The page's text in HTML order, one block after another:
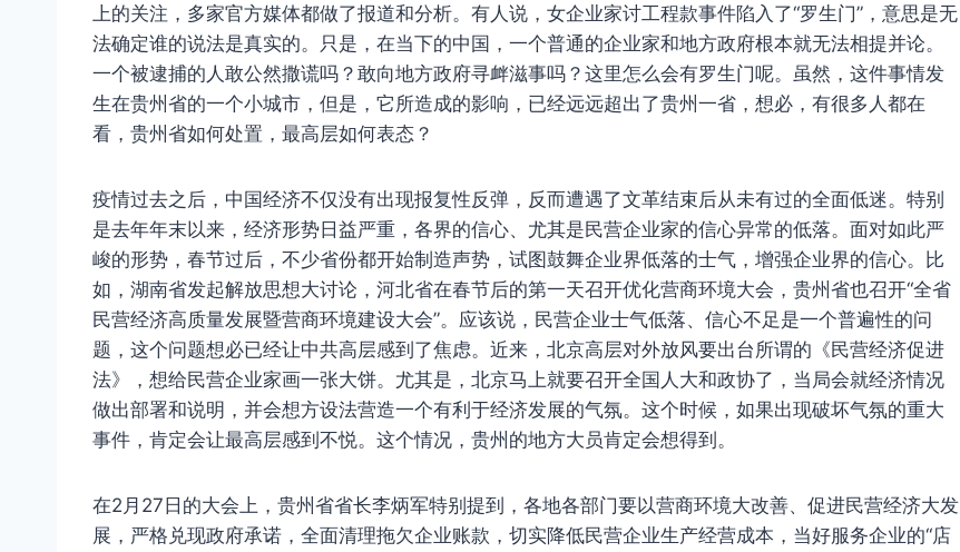
上的关注，多家官方媒体都做了报道和分析。有人说，女企业家讨工程款事件陷入了“罗生门”，意思是无
法确定谁的说法是真实的。只是，在当下的中国，一个普通的企业家和地方政府根本就无法相提并论。
一个被逮捕的人敢公然撒谎吗？敢向地方政府寻衅滋事吗？这里怎么会有罗生门呢。虽然，这件事情发
生在贵州省的一个小城市，但是，它所造成的影响，已经远远超出了贵州一省，想必，有很多人都在
看，贵州省如何处置，最高层如何表态？
疫情过去之后，中国经济不仅没有出现报复性反弹，反而遭遇了文革结束后从未有过的全面低迷。特别
是去年年末以来，经济形势日益严重，各界的信心、尤其是民营企业家的信心异常的低落。面对如此严
峻的形势，春节过后，不少省份都开始制造声势，试图鼓舞企业界低落的士气，增强企业界的信心。比
如，湖南省发起解放思想大讨论，河北省在春节后的第一天召开优化营商环境大会，贵州省也召开“全省
民营经济高质量发展暨营商环境建设大会”。应该说，民营企业士气低落、信心不足是一个普遍性的问
题，这个问题想必已经让中共高层感到了焦虑。近来，北京高层对外放风要出台所谓的《民营经济促进
法》，想给民营企业家画一张大饼。尤其是，北京马上就要召开全国人大和政协了，当局会就经济情况
做出部署和说明，并会想方设法营造一个有利于经济发展的气氛。这个时候，如果出现破坏气氛的重大
事件，肯定会让最高层感到不悦。这个情况，贵州的地方大员肯定会想得到。
在2月27日的大会上，贵州省省长李炳军特别提到，各地各部门要以营商环境大改善、促进民营经济大发
展，严格兑现政府承诺，全面清理拖欠企业账款，切实降低民营企业生产经营成本，当好服务企业的“店